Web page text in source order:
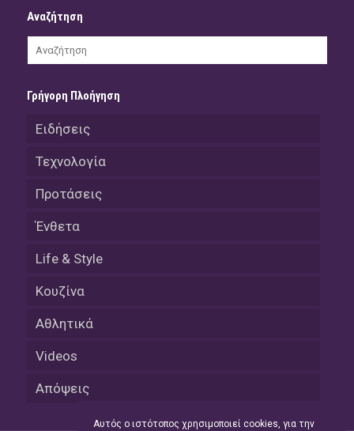
Αναζήτηση
Γρήγορη Πλοήγηση
Ειδήσεις
Τεχνολογία
Προτάσεις
Ένθετα
Life & Style
Κουζίνα
Αθλητικά
Videos
Απόψεις
Αυτός ο ιστότοπος χρησιμοποιεί cookies, για την